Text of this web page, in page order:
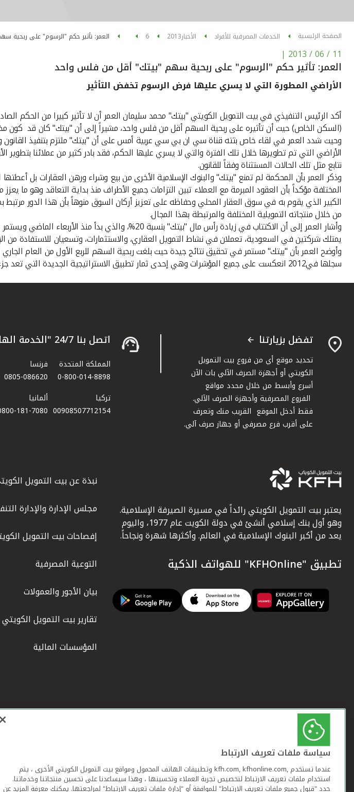
الصفحة الرئيسية الخدمات المصرفية للأفراد الأخبار2013
6 العمر: تأثير حكم "الرسوم" على ربحية
11 / 06 / 2013
|
العمر: تأثير حكم "الرسوم" على ربحية سهم "بيتك" أقل من فلس واحد
الأراضي المطورة التي لا يسري عليها فرض الرسوم تخفض التأثير
(السكن الخاص) حيث أن تأثيره على ربحية السهم أقل من فلس واحد، مشيراً إلى أن "بيتك" كان قد كون مخصصات منذ صدور
وحيث شدد العمر في لقاء خاص بثته قناة سي ان بي سي عربية أمس على أن "بيتك" ملتزم بتنفيذ القانون
الأراضي التي تم تطويرها خلال تلك الفترة والتي لا يسري عليها الحكم، فقد بادر كثير من عملائنا بتطوير
نتابع مثل تلك الحالات المستثناة وفقاً للقانون.
وذكر العمر بأن المحكمة لم تمنع "بيتك" والبنوك الإسلامية الأخرى من بيع وشراء ورهن العقارات بل
المختلفة مؤكداً بأن العقود المبرمة مع العملاء تبين التزامات جميع الأطراف منذ بداية التعاقد وهو ما
من خلال منتجاته التمويلية المختلفة والمرتبطة بهذا المجال.
يمتلك شركتين في السعودية، تعملان في نشاط التمويل العقاري، والاستثمارات، وتسعيان للاستفادة من
سجلها في2012 انعكست على جميع المؤشرات وهي إحدى ثمار تطبيق الاستراتيجية الجديدة التي تعد جزءا من خطة التطوير والهيكلة المعتمدة من مجلس الإدارة .
تفضل بزيارتنا
تحديد موقع أي من فروع بيت التمويل
الكويتي أو أجهزة الصرف الآلي بات الآن
أسرع وأبسط من خلال محدد مواقع
الفروع المصرفية وأجهزة الصرف الآلي.
فقط أدخل الموقع القريب منك وتعرف
على أقرب فرع مصرفي أو جهاز صرف آلي.
اتصل بنا 24/7 "الخدمة الهاتفية" 1803333
المملكة المتحدة
0-800-014-8898
فرنسا
0805-086620
تركيا
00908507712154​
ألمانيا
181-7080
يعتبر بيت التمويل الكويتي رائداً في مسيرة الصيرفة الإسلامية.
وهو أول بنك إسلامي أنشئ في دولة الكويت عام 1977، واليوم
يعد من أكبر البنوك الإسلامية في العالم. وأكثرها شهرة ونجاحاً.
تطبيق "KFHOnline" للهواتف الذكية
نبذة عن بيت التمويل
مجلس الإدارة والإدارة
إفصاحات بيت التمويل
التوعية المصرفية
بيان الأجور والعمولات
تقارير بيت التمويل الكويتي
المؤسسات المالية
سياسة ملفات تعريف الارتباط
عندما تستخدم ,kfh.com, kfhonline.com وتطبيقات الهاتف المحمول ومواقع بيت التمويل الكويتي الأخرى ، يتم
استخدام ملفات تعريف الارتباط لتخصيص تجربة العملاء وتحسينها ، وهذا سيساعدنا على تحسين منتجاتنا وخدماتنا.
حدد "قبول جميع ملفات تعريف الارتباط" للموافقة أو "إدارة ملفات تعريف الارتباط" لمراجعتها. يمكنك معرفة المزيد عن